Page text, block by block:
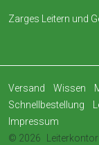
Zarges Leitern und
Versand Wissen
Schnellbestellung
Impressum
© 2026